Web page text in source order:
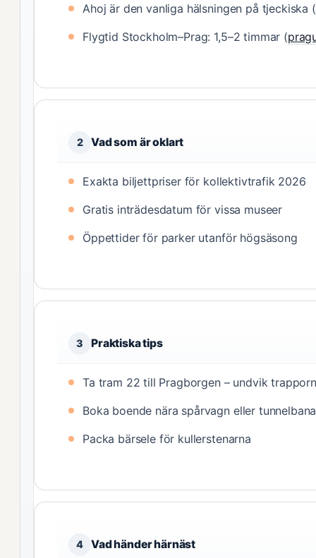
Ahoj är den vanliga hälsningen på tjeckiska (
Flygtid Stockholm–Prag: 1,5–2 timmar (
2 Vad som är oklart
Exakta biljettpriser för kollektivtrafik 2026
Gratis inträdesdatum för vissa museer
Öppettider för parker utanför högsäsong
3 Praktiska tips
Ta tram 22 till Pragborgen – undvik
Boka boende nära spårvagn eller tunnelbana
Packa bärsele för kullerstenarna
4 Vad händer härnäst